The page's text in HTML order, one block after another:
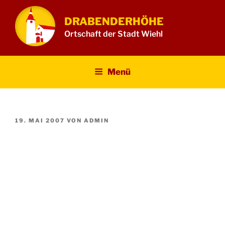
Inhalt
springen
DRABENDERHÖHE
Ortschaft der Stadt Wiehl
Menü
VERÖFFENTLICHT
19. MAI 2007 VON ADMIN